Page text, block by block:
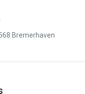
Bremerhaven